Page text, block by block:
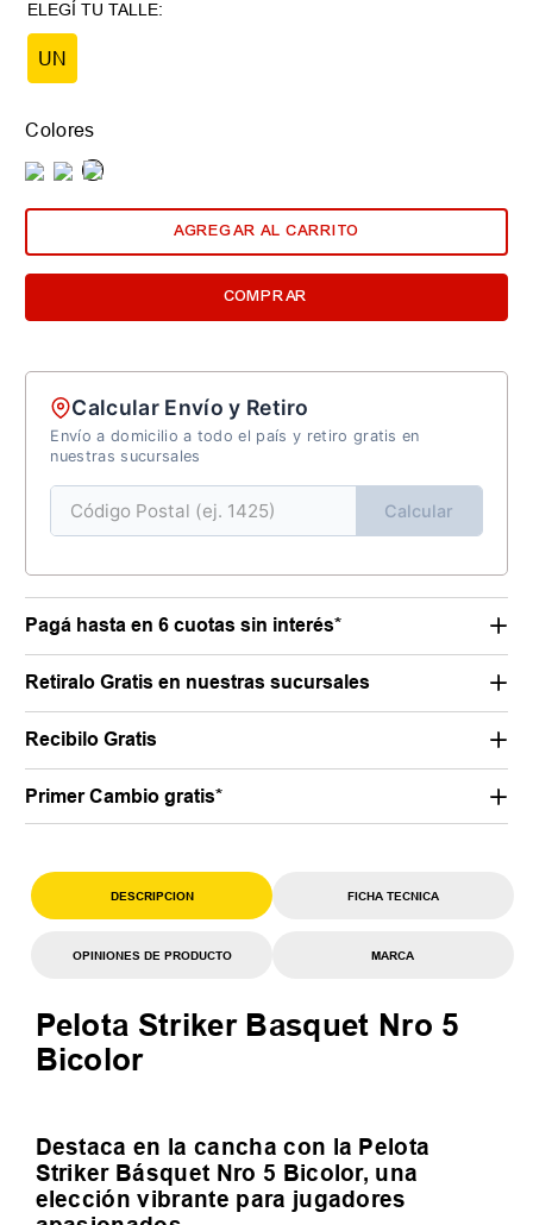
UN
Colores
AGREGAR AL CARRITO
COMPRAR
Calcular Envío y Retiro
Envío a domicilio a todo el país y retiro gratis en
nuestras sucursales
Calcular
Pagá hasta en 6 cuotas sin interés*
Retiralo Gratis en nuestras sucursales
Recibilo Gratis
Primer Cambio gratis*
DESCRIPCION FICHA TECNICA
OPINIONES DE PRODUCTO MARCA
Pelota Striker Basquet Nro 5
Bicolor
Destaca en la cancha con la Pelota
Striker Básquet Nro 5 Bicolor, una
elección vibrante para jugadores